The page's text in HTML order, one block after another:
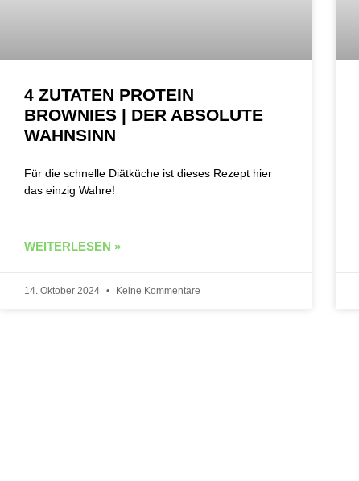
4 ZUTATEN PROTEIN
BROWNIES | DER ABSOLUTE
WAHNSINN
Für die schnelle Diätküche ist dieses Rezept hier
das einzig Wahre!
WEITERLESEN »
14. Oktober 2024 Keine Kommentare